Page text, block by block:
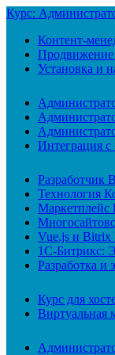
Курс:
Контент-
Продвижение
Установка и
Интеграция с
Разработчик
Технология
Маркетплейс
Vue.js и Bitrix
1С-Битрикс:
Разработка и
Курс для